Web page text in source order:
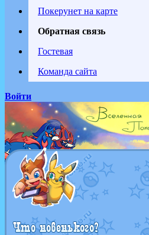
Покерунет на карте
Обратная связь
Гостевая
Команда сайта
Войти